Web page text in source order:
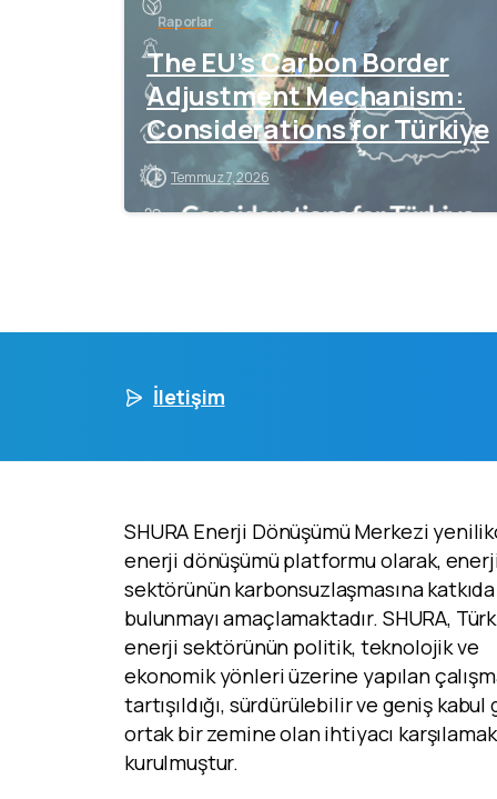
Raporlar
The EU’s Carbon Border
Adjustment Mechanism:
Considerations for Türkiye
Temmuz 7, 2026
İletişim
SHURA Enerji Dönüşümü Merkezi
enerji dönüşümü platformu olarak,
sektörünün karbonsuzlaşmasına katkıda
bulunmayı amaçlamaktadır. SHURA,
enerji sektörünün politik, teknolojik ve
ekonomik yönleri üzerine yapılan
tartışıldığı, sürdürülebilir ve geniş kabul
ortak bir zemine olan ihtiyacı
kurulmuştur.